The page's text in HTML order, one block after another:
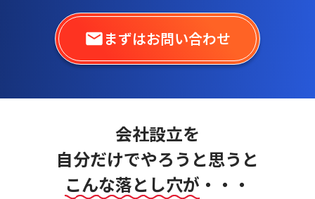
まずはお問い合わせ
会社設立を
自分だけでやろうと思うと
こんな落とし穴が ・・・